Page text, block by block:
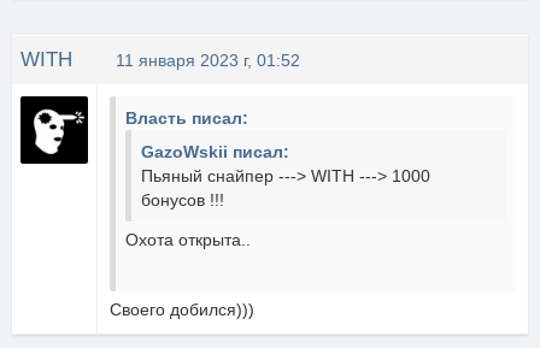
WITH 11 января 2023 г, 01:52
Власть писал:
GazoWskii писал:
Пьяный снайпер ---> WITH ---> 1000
бонусов !!!
Охота открыта..
Своего добился)))